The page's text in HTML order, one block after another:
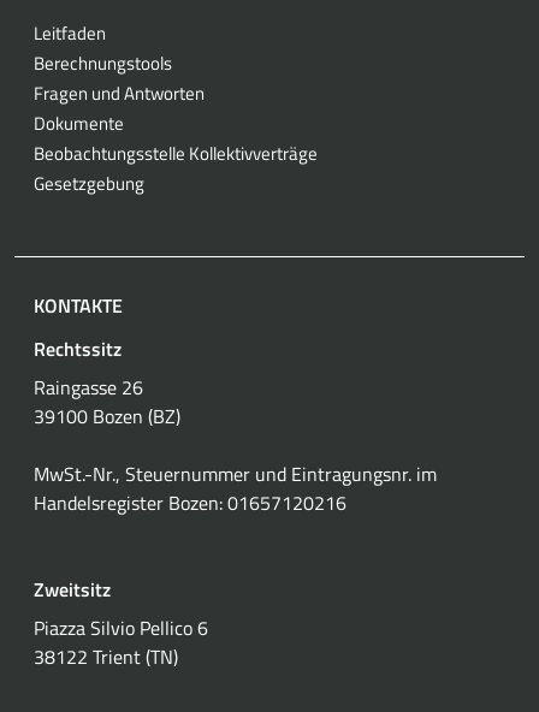
Leitfaden
Berechnungstools
Fragen und Antworten
Dokumente
Beobachtungsstelle Kollektivverträge
Gesetzgebung
KONTAKTE
Rechtssitz
Raingasse 26
39100 Bozen (BZ)
MwSt.-Nr., Steuernummer und Eintragungsnr. im
Handelsregister Bozen: 01657120216
Zweitsitz
Piazza Silvio Pellico 6
38122 Trient (TN)